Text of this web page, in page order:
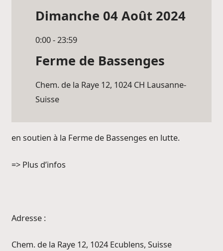
Dimanche 04 Août 2024
0:00 - 23:59
Ferme de Bassenges
Chem. de la Raye 12, 1024 CH Lausanne-
Suisse
en soutien à la Ferme de Bassenges en lutte.
=> Plus d’infos
Adresse :
Chem. de la Raye 12, 1024 Ecublens, Suisse